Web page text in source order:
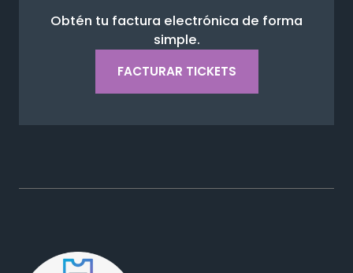
Obtén tu factura electrónica de forma
simple.
FACTURAR TICKETS